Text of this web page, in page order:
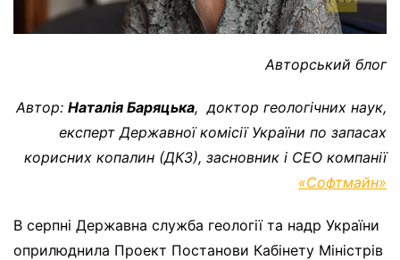
Авторський блог
Автор: Наталія Баряцька, доктор геологічних наук,
експерт Державної комісії України по запасах
корисних копалин (ДКЗ), засновник і СЕО компанії
«Софтмайн»
В серпні Державна служба геології та надр України
оприлюднила Проект Постанови Кабінету Міністрів